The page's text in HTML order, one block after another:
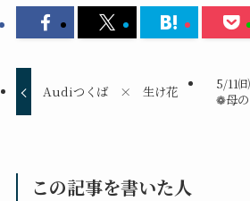
Audiつくば × 生け花
5/11
❁母
この記事を書いた人